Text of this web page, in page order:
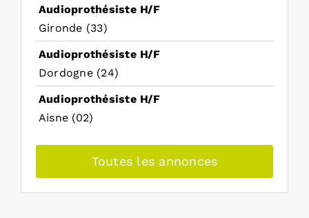
Audioprothésiste H/F
Gironde (33)
Audioprothésiste H/F
Dordogne (24)
Audioprothésiste H/F
Aisne (02)
Toutes les annonces